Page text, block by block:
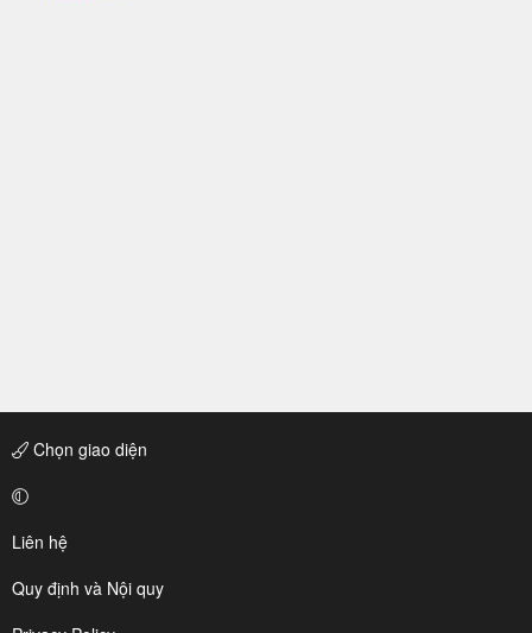
Chọn giao diện
Liên hệ
Quy định và Nội quy